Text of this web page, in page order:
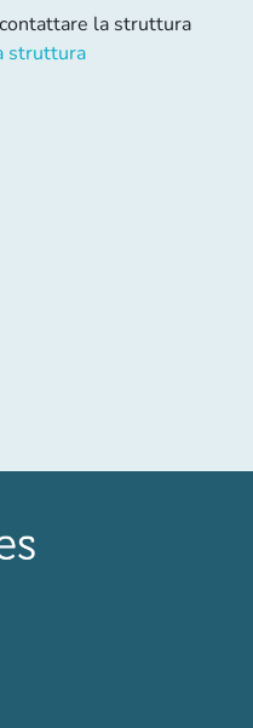
la struttura
struttura